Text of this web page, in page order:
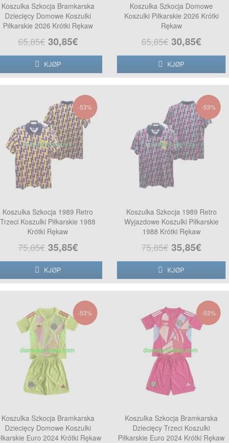
Koszulka Szkocja Bramkarska
Dziecięcy Domowe Koszulki
Piłkarskie 2026 Krótki Rękaw
65,85€ 30,85€
KJØP
Koszulka Szkocja Domowe
Koszulki Piłkarskie 2026 Krótki
Rękaw
65,85€ 30,85€
KJØP
-53%
Koszulka Szkocja 1989 Retro
Trzeci Koszulki Piłkarskie 1988
Krótki Rękaw
75,85€ 35,85€
KJØP
-53%
Koszulka Szkocja 1989 Retro
Wyjazdowe Koszulki Piłkarskie
1988 Krótki Rękaw
75,85€ 35,85€
KJØP
-53%
Koszulka Szkocja Bramkarska
Dziecięcy Domowe Koszulki
Euro 2024 Krótki Rękaw
-53%
Koszulka Szkocja Bramkarska
Dziecięcy Trzeci Koszulki
Piłkarskie Euro 2024 Krótki Rękaw